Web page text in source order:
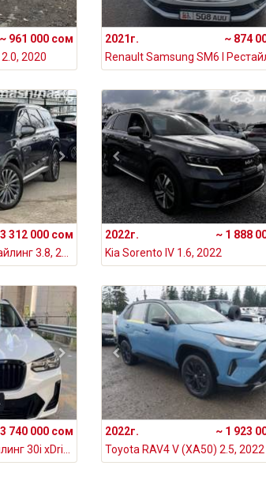
~ 961 000 сом
2020
2021г.
~ 874
312 000 сом
2022г.
~ 1 888
Kia Sorento IV 1.6, 2022
740 000 сом
2022г.
~ 1 923
Toyota RAV4 V (XA50) 2.5, 2022